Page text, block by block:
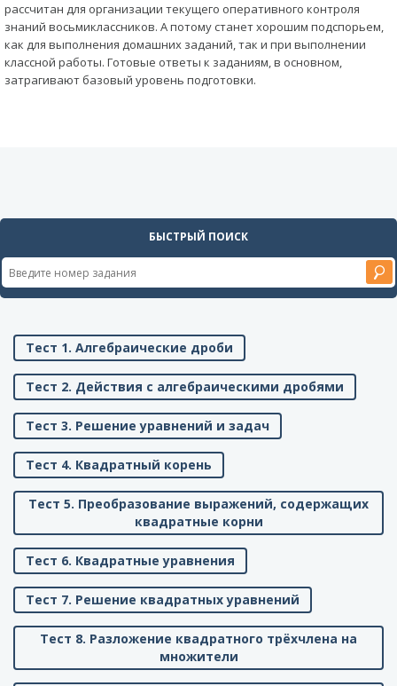
рассчитан для организации текущего оперативного контроля
знаний восьмиклассников. А потому станет хорошим подспорьем,
как для выполнения домашних заданий, так и при выполнении
классной работы. Готовые ответы к заданиям, в основном,
затрагивают базовый уровень подготовки.
БЫСТРЫЙ ПОИСК
Тест 1. Алгебраические дроби
Тест 2. Действия с алгебраическими дробями
Тест 3. Решение уравнений и задач
Тест 4. Квадратный корень
Тест 5. Преобразование выражений, содержащих
квадратные корни
Тест 6. Квадратные уравнения
Тест 7. Решение квадратных уравнений
Тест 8. Разложение квадратного трёхчлена на
множители